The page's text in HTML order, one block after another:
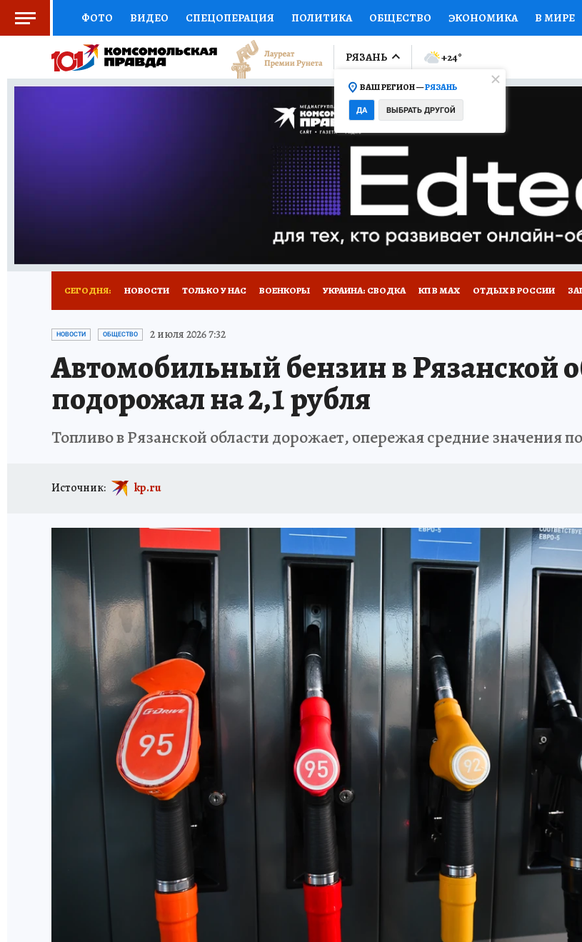
ФОТО ВИДЕО СПЕЦОПЕРАЦИЯ ПОЛИТИКА ОБЩЕСТВО ЭКОНОМИКА В МИРЕ
СОЦПОДДЕРЖКА НАУКА СПОРТ КОЛУМНИСТЫ ПРОИСШЕСТВИЯ
ВЫБОР ЭКСПЕРТОВ ДОКТОР ФИНАНСЫ ОТКРЫВАЕМ МИР Я ЗНАЮ СЕМЬЯ
ПРОГНОЗЫ НА СПОРТ ПРОМОКОДЫ СЕРИАЛЫ
ТЕЛЕВИЗОР КОЛЛЕКЦИИ КОНКУРСЫ
НОВОЕ НА САЙТЕ
РЯЗАНЬ
ВАШ РЕГИОН —РЯЗАНЬ
ДА ВЫБРАТЬ ДРУГОЙ
+24°
СЕГОДНЯ: НОВОСТИ ТОЛЬКО У НАС ВОЕНКОРЫ УКРАИНА: СВОДКА КП В МАХ ОТДЫХ В РОССИИ
АФИША ИСПЫТАНО НА СЕБЕ
НОВОСТИ ОБЩЕСТВО 2 июля 2026 7:32
Автомобильный бензин в Рязанской
подорожал на 2,1 рубля
Топливо в Рязанской области дорожает, опережая средние значения
Источник: kp.ru